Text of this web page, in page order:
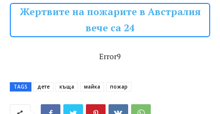
Жертвите на пожарите в Австралия
вече са 24
Error9
TAGS дете къща майка пожар